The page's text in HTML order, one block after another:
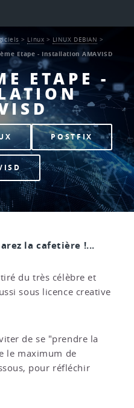
ETAPE -
POSTFIX
> Linux > LINUX DEBIAN >
Etape - Installation AMAVISD
la cafetière !...
du très célèbre et
sous licence creative
de se "prendre la
le maximum de
pour réfléchir